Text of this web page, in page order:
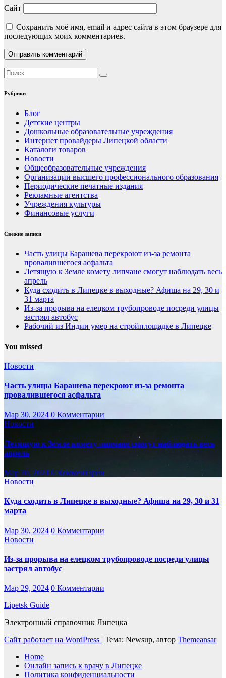
Сайт
Сохранить моё имя, email и адрес сайта в этом браузере для
последующих моих комментариев.
Рубрики
Блог
Детские центры
Дошкольные образовательные учреждения
Интернет провайдеры Липецкой области
Каталоги товаров
Новости
Общеобразовательные учреждения
Организации высшего профессионального образования
Периодические печатные издания
Рекламные агентства
Учреждения культуры
Финансовые услуги
Свежие записи
Часть улицы Барашева перекроют из-за ремонта
провалившегося асфальта
Летящую к Земле комету липчане смогут наблюдать весь
апрель
Куда сходить в Липецке в выходные? Афиша на 29, 30 и
31 марта
Из-за прорыва на елецком трубопроводе посреди улицы
застрял автобус
Рабочий из Индии умер на стройплощадке в Липецке
You missed
Новости
Часть улицы Барашева перекроют из-за ремонта
провалившегося асфальта
Мар 30, 2024 0 Комментарии
Новости
Летящую к Земле комету липчане смогут наблюдать весь
апрель
Мар 30, 2024 0 Комментарии
Новости
Куда сходить в Липецке в выходные? Афиша на 29, 30 и 31
марта
Мар 30, 2024 0 Комментарии
Новости
Из-за прорыва на елецком трубопроводе посреди улицы
застрял автобус
Мар 29, 2024 0 Комментарии
Lipetsk Guide
Электронный справочник Липецка
Сайт работает на WordPress | Тема: Newsup, автор Themeansar
Home
Онлайн запись к врачу в Липецке
Политика конфиденциальности